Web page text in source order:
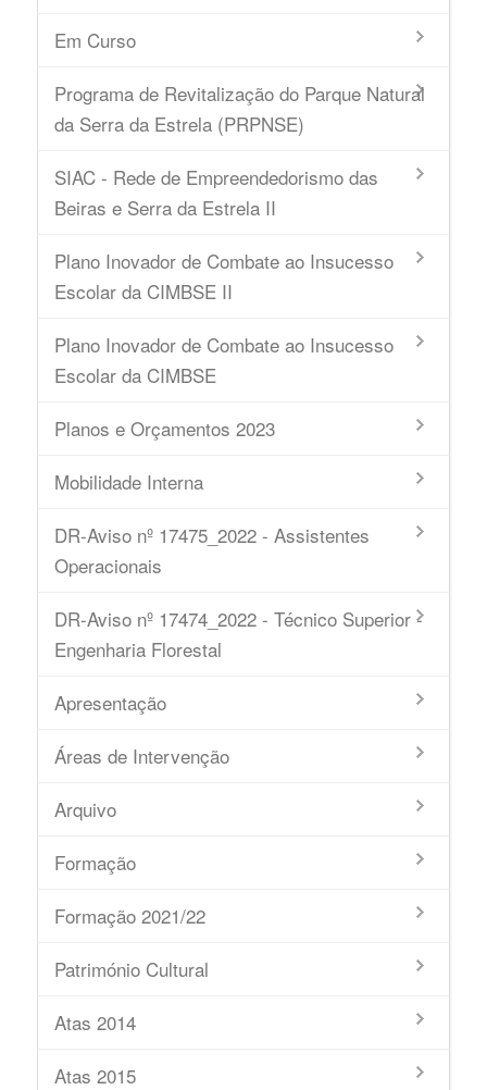
Em Curso
Programa de Revitalização do Parque Natural
da Serra da Estrela (PRPNSE)
SIAC - Rede de Empreendedorismo das
Beiras e Serra da Estrela II
Plano Inovador de Combate ao Insucesso
Escolar da CIMBSE II
Plano Inovador de Combate ao Insucesso
Escolar da CIMBSE
Planos e Orçamentos 2023
Mobilidade Interna
DR-Aviso nº 17475_2022 - Assistentes
Operacionais
DR-Aviso nº 17474_2022 - Técnico Superior -
Engenharia Florestal
Apresentação
Áreas de Intervenção
Arquivo
Formação
Formação 2021/22
Património Cultural
Atas 2014
Atas 2015